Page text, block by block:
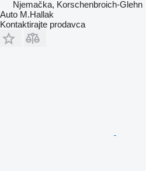
Njemačka, Korschenbroich-Glehn
Auto M.Hallak
Kontaktirajte prodavca